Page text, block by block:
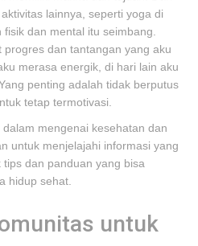
lainnya, seperti yoga di
dan mental itu seimbang.
dan tantangan yang aku
merasa energik, di hari lain aku
penting adalah tidak berputus
tetap termotivasi.
mengenai kesehatan dan
untuk menjelajahi informasi yang
tips dan panduan yang bisa
hidup sehat.
untuk